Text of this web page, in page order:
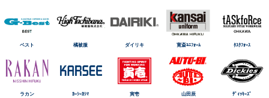
ベスト 橘被服 ダイリキ 寛斎ﾕﾆﾌｫｰﾑ ﾀｽｸﾌｫｰｽ
ラカン ｶｰｼｰｶｼﾏ 寅壱 山田辰 ﾃﾞｨｯｷｰｽﾞ